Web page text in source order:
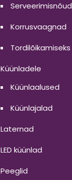
Serveerimisnõud
Korrusvaagnad
Tordilõikamiseks
Küünladele
Küünlaalused
Küünlajalad
Laternad
LED küünlad
Peeglid